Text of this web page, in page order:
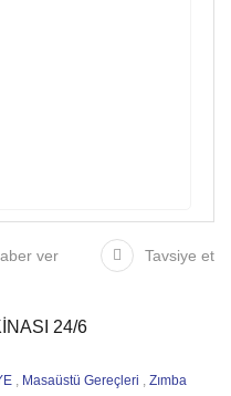
ver Tavsiye et
24/6
, Masaüstü Gereçleri ,Zımba